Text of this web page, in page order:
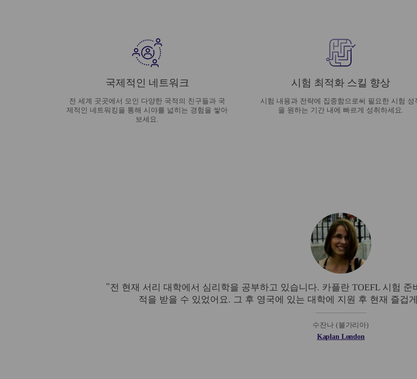
국제적인 네트워크
전 세계 곳곳에서 모인 다양한 국적의 친구들과 국
제적인 네트워킹을 통해 시야를 넓히는 경험을 쌓아
보세요.
시험 최적화 스킬 향상
시험 내용과 전략에 집중함으로써 필요한 시험 성
을 원하는 기간 내에 빠르게 성취하세요.
전 현재 서리 대학에서 심리학을 공부하고 있습니다. 카플란 TOEFL 시험
적을 받을 수 있었어요. 그 후 영국에 있는 대학에 지원 후 현재 즐겁
수잔나 (불가리아)
Kaplan London